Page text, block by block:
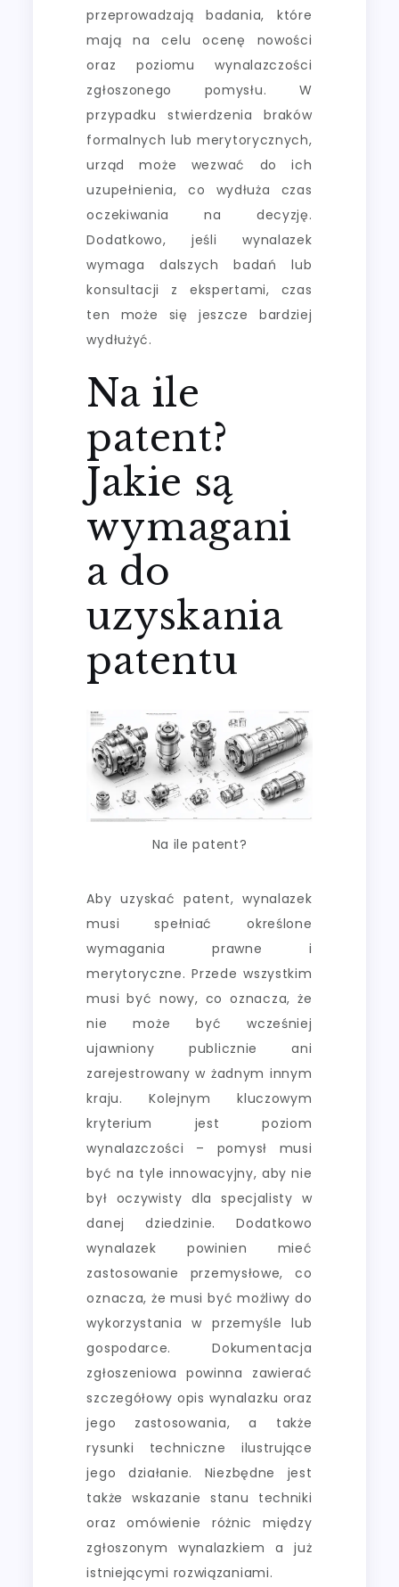
przeprowadzają badania, które
mają na celu ocenę nowości
oraz poziomu wynalazczości
zgłoszonego pomysłu. W
przypadku stwierdzenia braków
formalnych lub merytorycznych,
urząd może wezwać do ich
uzupełnienia, co wydłuża czas
oczekiwania na decyzję.
Dodatkowo, jeśli wynalazek
wymaga dalszych badań lub
konsultacji z ekspertami, czas
ten może się jeszcze bardziej
wydłużyć.
Na ile
patent?
Jakie są
wymagani
a do
uzyskania
patentu
Na ile patent?
Aby uzyskać patent, wynalazek
musi spełniać określone
wymagania prawne i
merytoryczne. Przede wszystkim
musi być nowy, co oznacza, że
nie może być wcześniej
ujawniony publicznie ani
zarejestrowany w żadnym innym
kraju. Kolejnym kluczowym
kryterium jest poziom
wynalazczości – pomysł musi
być na tyle innowacyjny, aby nie
był oczywisty dla specjalisty w
danej dziedzinie. Dodatkowo
wynalazek powinien mieć
zastosowanie przemysłowe, co
oznacza, że musi być możliwy do
wykorzystania w przemyśle lub
gospodarce. Dokumentacja
zgłoszeniowa powinna zawierać
szczegółowy opis wynalazku oraz
jego zastosowania, a także
rysunki techniczne ilustrujące
jego działanie. Niezbędne jest
także wskazanie stanu techniki
oraz omówienie różnic między
zgłoszonym wynalazkiem a już
istniejącymi rozwiązaniami.